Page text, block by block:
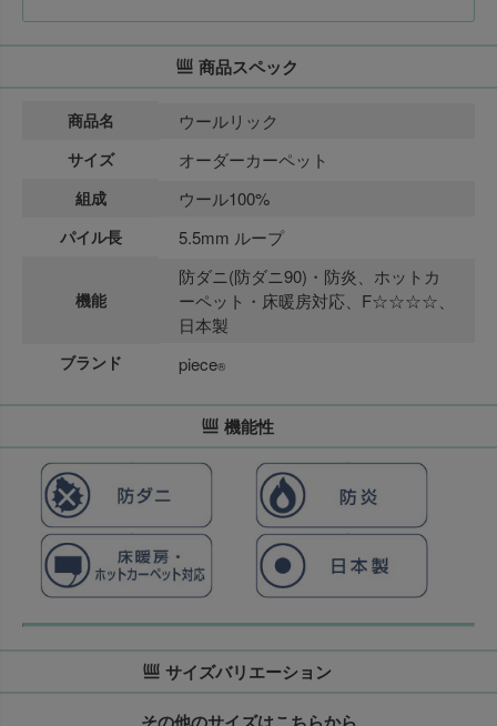
商品スペック
商品名 ウールリック
サイズ オーダーカーペット
組成 ウール100%
パイル長 5.5mm ループ
機能
防ダニ(防ダニ90)・防炎、ホットカ
ーペット・床暖房対応、F☆☆☆☆、
日本製
ブランド piece®
機能性
サイズバリエーション